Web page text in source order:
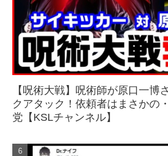
【呪術大戦】呪術師が原口一博
クアタック！依頼者はまさかの
党【KSLチャンネル】